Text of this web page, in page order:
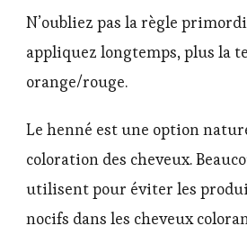
N’oubliez pas la règle
appliquez longtemps, plus la
orange/rouge.
Le henné est une option
coloration des cheveux.
utilisent pour éviter les
nocifs dans les cheveux